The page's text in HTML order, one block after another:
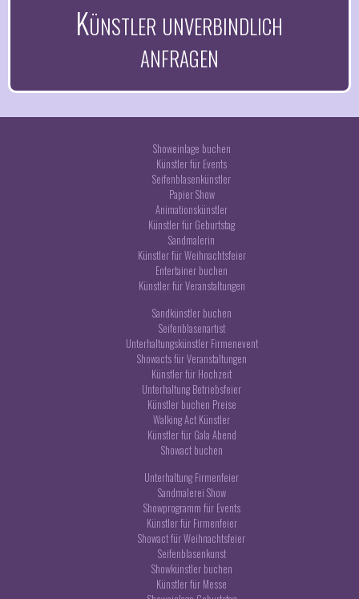
Künstler unverbindlich
anfragen
Showeinlage buchen
Künstler für Events
Seifenblasenkünstler
Papier Show
Animationskünstler
Künstler für Geburtstag
Sandmalerin
Künstler für Weihnachtsfeier
Entertainer buchen
Künstler für Veranstaltungen
Sandkünstler buchen
Seifenblasenartist
Unterhaltungskünstler Firmenevent
Showacts für Veranstaltungen
Künstler für Hochzeit
Unterhaltung Betriebsfeier
Künstler buchen Preise
Walking Act Künstler
Künstler für Gala Abend
Showact buchen
Unterhaltung Firmenfeier
Sandmalerei Show
Showprogramm für Events
Künstler für Firmenfeier
Showact für Weihnachtsfeier
Seifenblasenkunst
Showkünstler buchen
Künstler für Messe